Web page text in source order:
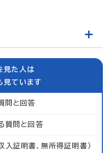
見た人は
見ています
問と回答
質問と回答
証明書、無所得証明書）